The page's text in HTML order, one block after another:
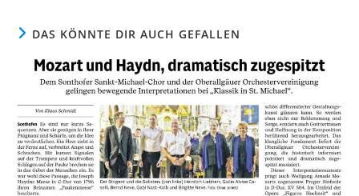
DAS KÖNNTE DIR AUCH GEFALLEN